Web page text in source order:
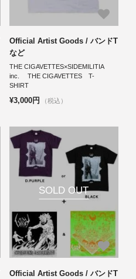
Official Artist Goods / バンドT
など
THE CIGAVETTES×SIDEMILITIA
inc. THE CIGAVETTES T-
SHIRT
¥3,000円 （税込）
SOLD OUT
Official Artist Goods / バンドT